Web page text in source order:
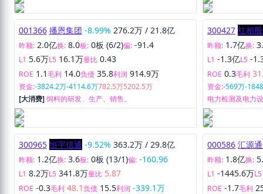
001366 播恩集团 -8.99% 276.2万 / 21.8亿
昨额: 2.0亿换: 8.0板: 0板 (6/2)偏: -91.4
L1 5.6万L5 16.1万量比 0.43
ROE 1.1毛利 14.0负债 35.8利润 914.9万
资金:-3824.2万-4114.6万782.5万5202.5万
[大消费]饲料的研发、生产、销售。
300427 红相
昨额: 1.7亿换:
L1 -1.3亿L5 -
ROE 0.3毛利
资金:-569万-
电力检测及电力
军工电子等产品
新能源项目。
300965 恒宇信通 -9.52% 363.2万 / 29.8亿
昨额: 1.2亿换: 3.6板: 0板 (13/1)偏: -160.96
L1 8.2万L5 341.8万量比 5.87
ROE -0.3毛利 48.1负债 15.5利润 -339.1万
000586 汇源
昨额: 1.8亿换:
L1 -1445.6万L5
ROE -1.7毛利